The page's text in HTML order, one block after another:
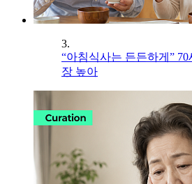
3.
“아침식사는 든든하게”
장 높아